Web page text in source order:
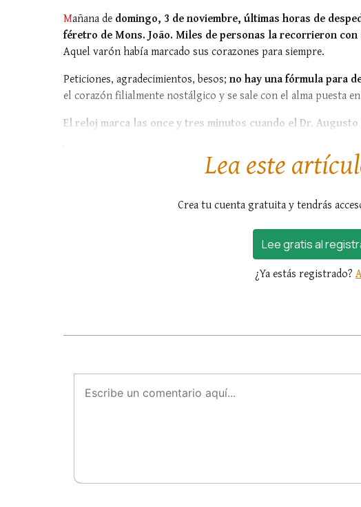
Mañana de domingo, 3 de noviembre, últimas horas de
féretro de Mons. João. Miles de personas la recorrieron
Aquel varón había marcado sus corazones para siempre.
Peticiones, agradecimientos, besos; no hay una fórmula para
el corazón filialmente nostálgico y se sale con el alma puesta
El reloj marca las once y tres minutos cuando el Dr.
Lea este
Crea tu cuenta gratuita y tendrás
Lee gratis al
¿Ya estás registrado?